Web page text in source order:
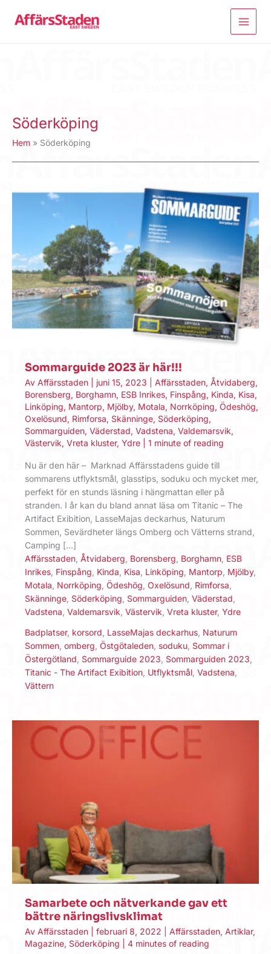
Söderköping
Hem Söderköping
Sommarguide 2023 är här!!!
Av Affärsstaden juni 15, 2023 Affärsstaden, Åtvidaberg,
Borensberg, Borghamn, ESB Inrikes, Finspång, Kinda, Kisa,
Linköping, Mantorp, Mjölby, Motala, Norrköping, Ödeshög,
Oxelösund, Rimforsa, Skänninge, Söderköping,
Sommarguiden, Väderstad, Vadstena, Valdemarsvik,
Västervik, Vreta kluster, Ydre 1 minute of reading
Nu är den här – Marknad Affärsstadens guide till
sommarens utflyktsmål, glasstips, soduku och mycket mer,
perfekt för en stunds läsning i hängmattan eller på
stranden. I år kan du bland annat läsa om Titanic – The
Artifact Exibition, LasseMajas deckarhus, Naturum
Sommen, Sevärdheter längs Omberg och Vätterns strand,
Camping […]
Affärsstaden Åtvidaberg Borensberg Borghamn ESB
Inrikes Finspång Kinda Kisa Linköping Mantorp Mjölby,
Motala Norrköping Ödeshög Oxelösund Rimforsa
Skänninge Söderköping Sommarguiden Väderstad
Vadstena Valdemarsvik Västervik Vreta kluster, Ydre
Badplatser, korsord LasseMajas deckarhus Naturum
Sommen omberg Östgötaleden soduku Sommar i
Östergötland Sommarguide 2023 Sommarguiden 2023
Titanic - The Artifact Exibition Utflyktsmål Vadstena
Vättern
Samarbete och nätverkande gav ett
bättre näringslivsklimat
Av Affärsstaden februari 8, 2022 Affärsstaden, Artiklar,
Magazine, Söderköping 4 minutes of reading